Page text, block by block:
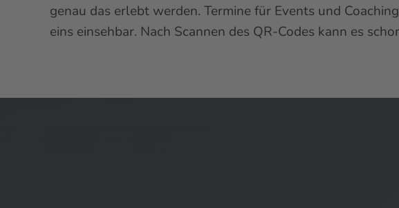
genau das erlebt werden. Termine für Events und
eins einsehbar. Nach Scannen des QR-Codes kann es